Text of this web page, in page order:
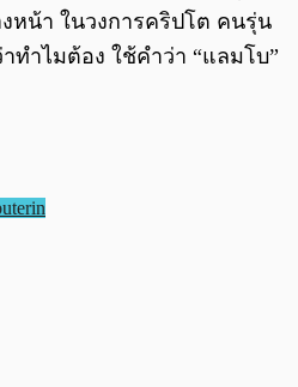
หน้า ในวงการคริปโต คนรุ่น
ทำไมต้อง ใช้คำว่า “แลมโบ”